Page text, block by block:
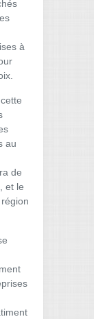
à
au
de
et le